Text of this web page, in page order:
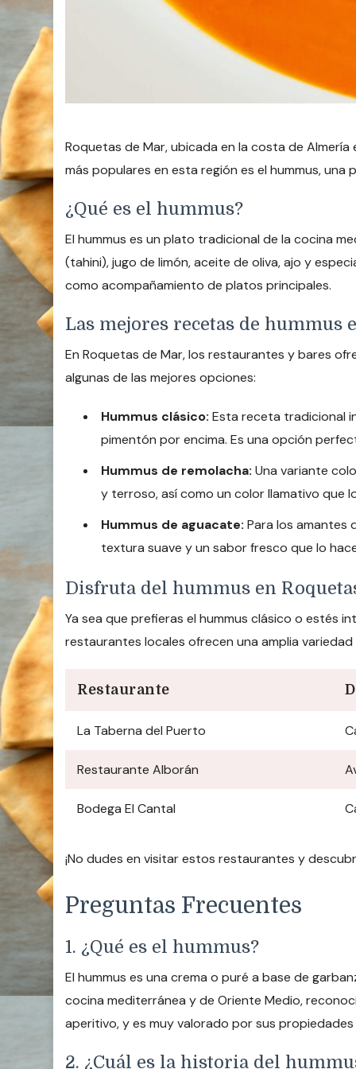
Roquetas de Mar, ubicada en la costa de
más populares en esta región es el hummus,
¿Qué es el hummus?
El hummus es un plato tradicional de la cocina
(tahini), jugo de limón, aceite de oliva, ajo y
como acompañamiento de platos principales.
Las mejores recetas de hummus
En Roquetas de Mar, los restaurantes y bares
algunas de las mejores opciones:
Hummus clásico: Esta receta tradicional
pimentón por encima. Es una opción
Hummus de remolacha: Una variante
y terroso, así como un color llamativo que
Hummus de aguacate: Para los amantes
textura suave y un sabor fresco que lo
Disfruta del hummus en
Ya sea que prefieras el hummus clásico o estés
restaurantes locales ofrecen una amplia
Restaurante
La Taberna del Puerto
Restaurante Alborán
Bodega El Cantal
¡No dudes en visitar estos restaurantes y
Preguntas Frecuentes
1. ¿Qué es el hummus?
El hummus es una crema o puré a base de
cocina mediterránea y de Oriente Medio,
aperitivo, y es muy valorado por sus
2. ¿Cuál es la historia del